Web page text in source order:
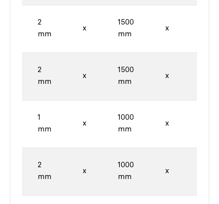
2
mm
x
1500
mm
x
2
mm
x
1500
mm
x
1
mm
x
1000
mm
x
2
mm
x
1000
mm
x